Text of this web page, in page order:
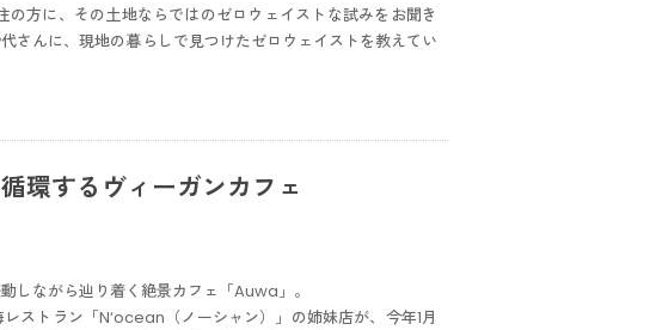
方に、その土地ならではのゼロウェイストな試みをお聞き
さんに、現地の暮らしで見つけたゼロウェイストを教えてい
環するヴィーガンカフェ
しながら辿り着く絶景カフェ「Auwa」。
ストラン「N‘ocean（ノーシャン）」の姉妹店が、今年1月